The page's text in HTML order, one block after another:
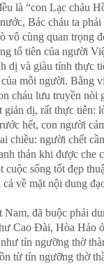
là “con Lạc cháu
Bác cháu ta
vô cùng quan trọng
tổ tiên của người
dị và giàu tính thực
mỗi người. Bằng
cháu lưu truyền
dị, rất thực tiễn:
hết, con người
chiều: người chết
thản khi được
cuộc sống tốt đẹp
về mặt nội dung
đã buộc phải
Cao Đài, Hòa Hảo
tín ngưỡng thờ
từ tín ngưỡng thờ